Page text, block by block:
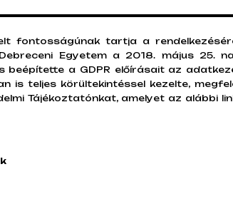
fontosságúnak tartja a
Egyetem a 2018. május 25.
a GDPR előírásait az
is teljes körültekintéssel kezelte,
Tájékoztatónkat, amelyet az alábbi